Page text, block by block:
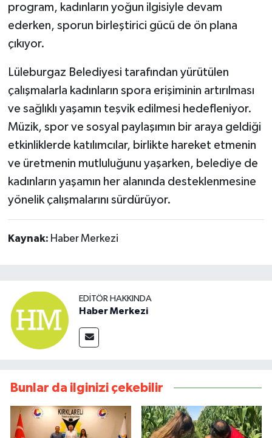
program, kadınların yoğun ilgisiyle devam
ederken, sporun birleştirici gücü de ön plana
çıkıyor.
Lüleburgaz Belediyesi tarafından yürütülen
çalışmalarla kadınların spora erişiminin artırılması
ve sağlıklı yaşamın teşvik edilmesi hedefleniyor.
Müzik, spor ve sosyal paylaşımın bir araya geldiği
etkinliklerde katılımcılar, birlikte hareket etmenin
ve üretmenin mutluluğunu yaşarken, belediye de
kadınların yaşamın her alanında desteklenmesine
yönelik çalışmalarını sürdürüyor.
Kaynak: Haber Merkezi
EDITÖR HAKKINDA
Haber Merkezi
Bunlar da ilginizi çekebilir